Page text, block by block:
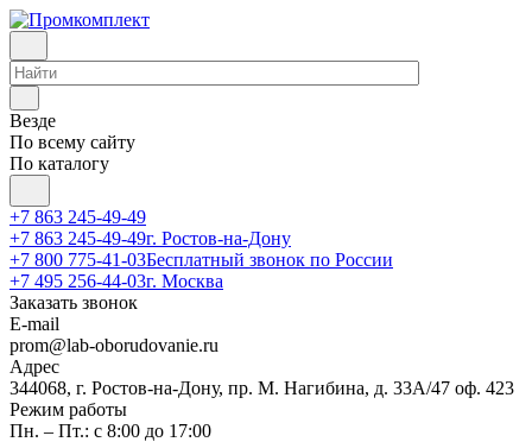
Везде
По всему сайту
По каталогу
+7 863 245-49-49
+7 863 245-49-49г. Ростов-на-Дону
+7 800 775-41-03Бесплатный звонок по России
+7 495 256-44-03г. Москва
Заказать звонок
E-mail
prom@lab-oborudovanie.ru
Адрес
344068, г. Ростов-на-Дону, пр. М. Нагибина, д. 33А/47 оф. 423
Режим работы
Пн. – Пт.: с 8:00 до 17:00